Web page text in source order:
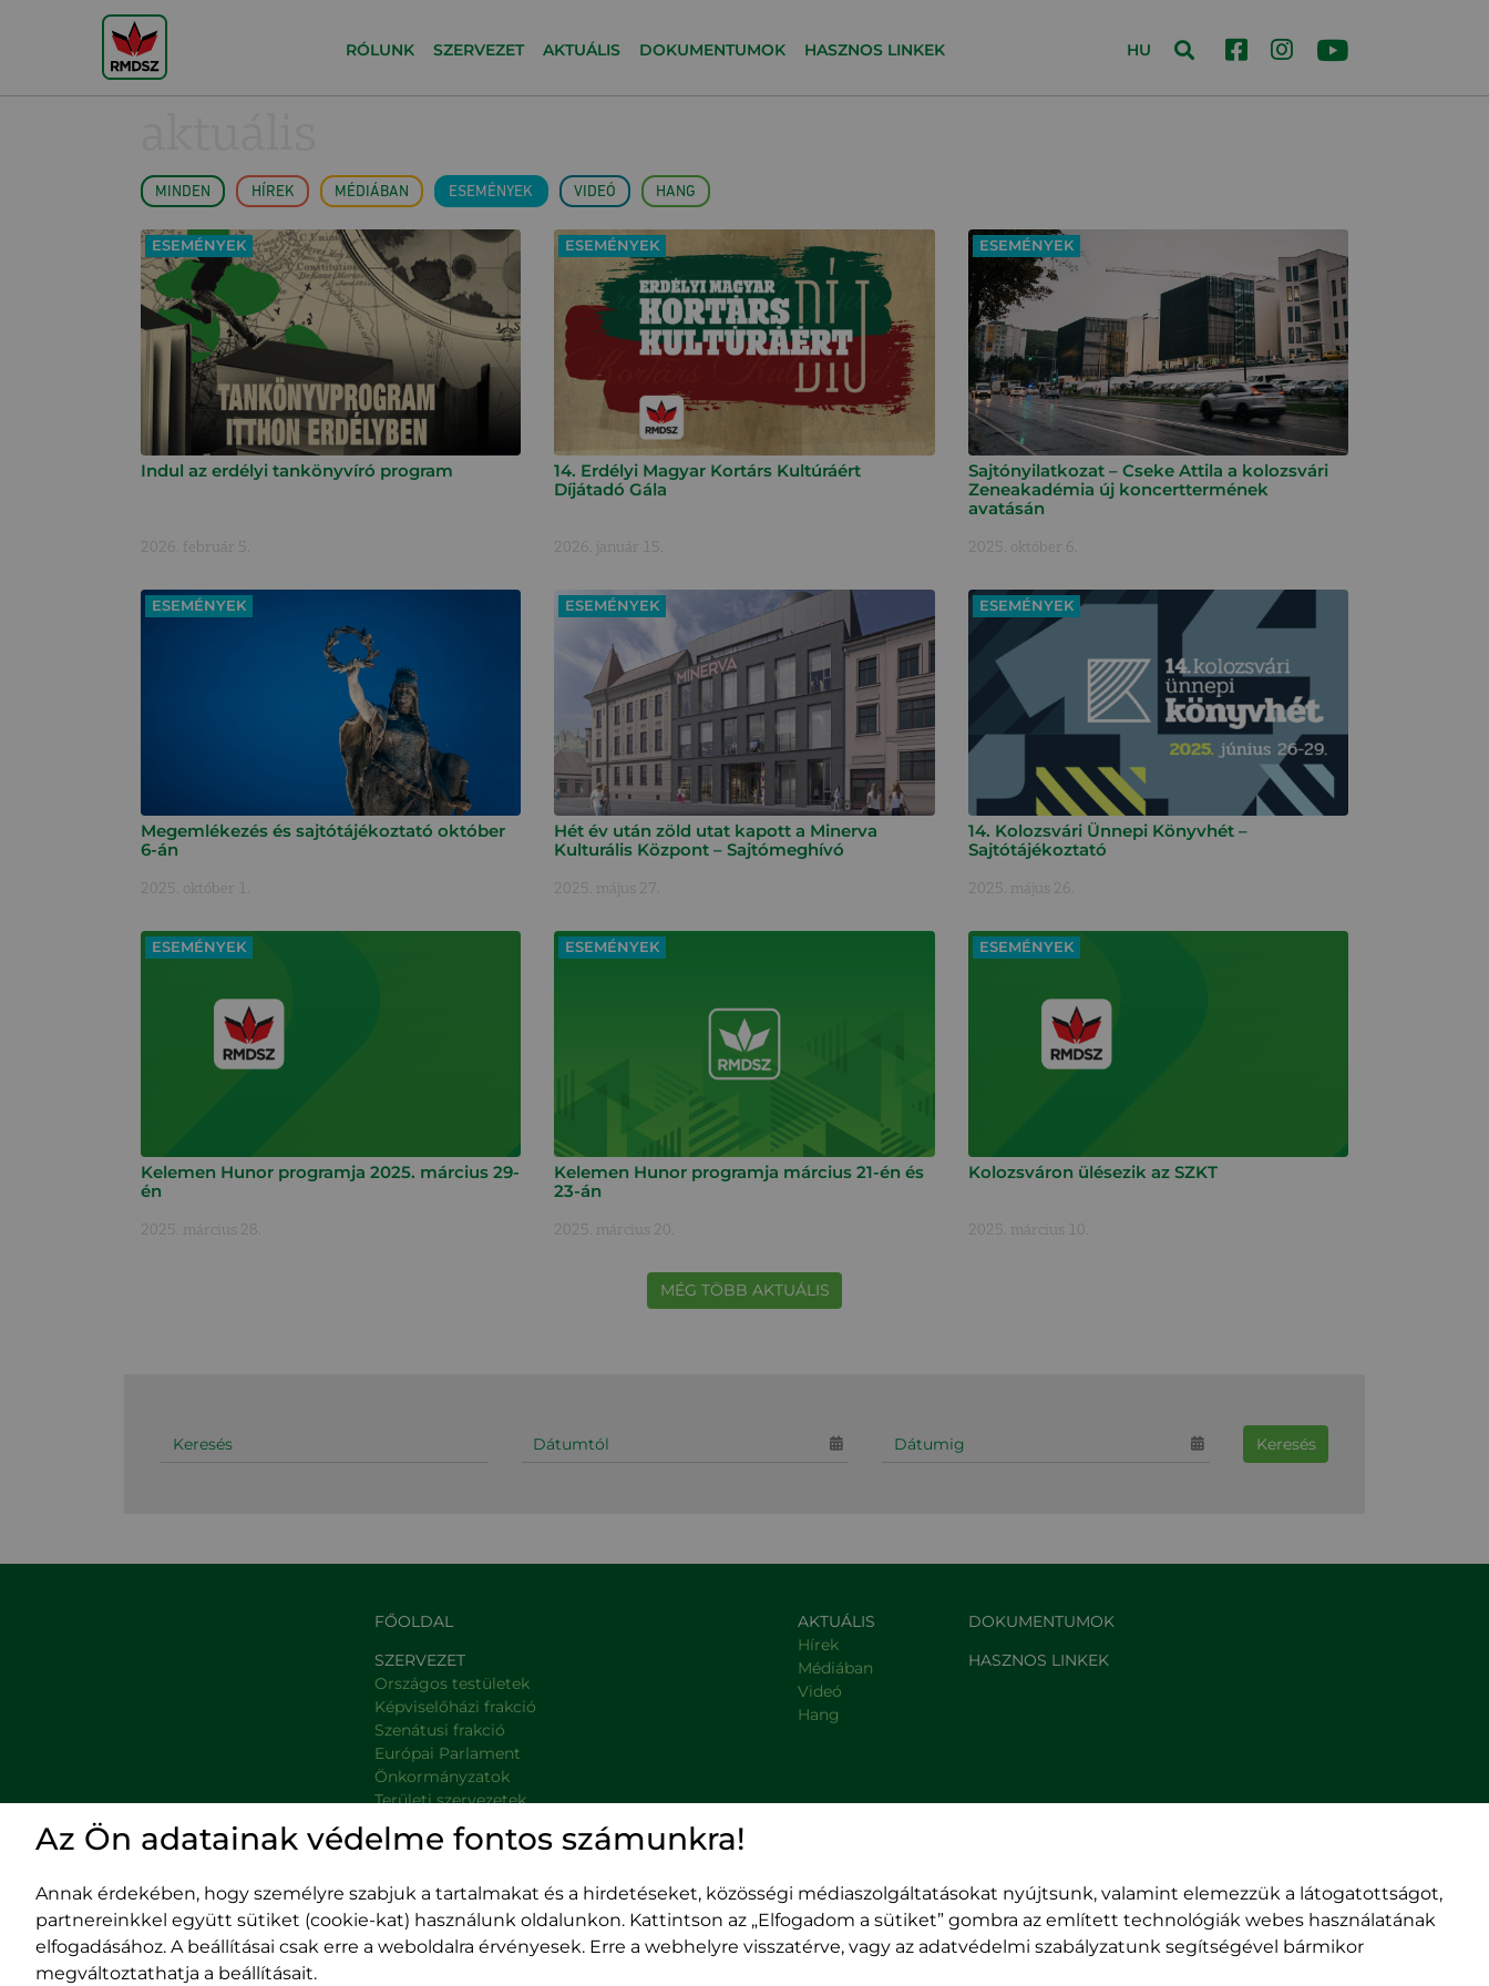
RÓLUNK SZERVEZET AKTUÁLIS DOKUMENTUMOK HASZNOS LINKEK HU
MINDEN HÍREK MÉDIÁBAN ESEMÉNYEK VIDEÓ HANG
ESEMÉNYEK
Indul az erdélyi tankönyvíró program
2026. február 5.
ESEMÉNYEK
14. Erdélyi Magyar Kortárs Kultúráért
Díjátadó Gála
2026. január 15.
ESEMÉNYEK
Sajtónyilatkozat – Cseke Attila a kolozsvári
Zeneakadémia új koncerttermének
avatásán
2025. október 6.
ESEMÉNYEK
Megemlékezés és sajtótájékoztató október
6-án
2025. október 1.
ESEMÉNYEK
Hét év után zöld utat kapott a Minerva
Kulturális Központ – Sajtómeghívó
2025. május 27.
ESEMÉNYEK
14. Kolozsvári Ünnepi Könyvhét –
Sajtótájékoztató
2025. május 26.
ESEMÉNYEK
Kelemen Hunor programja 2025. március 29-
én
2025. március 28.
ESEMÉNYEK
Kelemen Hunor programja március 21-én és
23-án
2025. március 20.
ESEMÉNYEK
Kolozsváron ülésezik az SZKT
2025. március 10.
MÉG TÖBB AKTUÁLIS
Keresés
FŐOLDAL
SZERVEZET
Országos testületek
Képviselőházi frakció
Szenátusi frakció
Európai Parlament
Önkormányzatok
Területi szervezetek
Minisztériumok, kormányzati intézmények
Platformok
AKTUÁLIS
Hírek
Médiában
Videó
Hang
DOKUMENTUMOK
HASZNOS LINKEK
Az Ön adatainak védelme fontos számunkra!
Annak érdekében, hogy személyre szabjuk a tartalmakat és a hirdetéseket, közösségi médiaszolgáltatásokat nyújtsunk, valamint elemezzük a látogatottságot,
partnereinkkel együtt sütiket (cookie-kat) használunk oldalunkon. Kattintson az „Elfogadom a sütiket” gombra az említett technológiák webes használatának
elfogadásához. A beállításai csak erre a weboldalra érvényesek. Erre a webhelyre visszatérve, vagy az adatvédelmi szabályzatunk segítségével bármikor
megváltoztathatja a beállításait.